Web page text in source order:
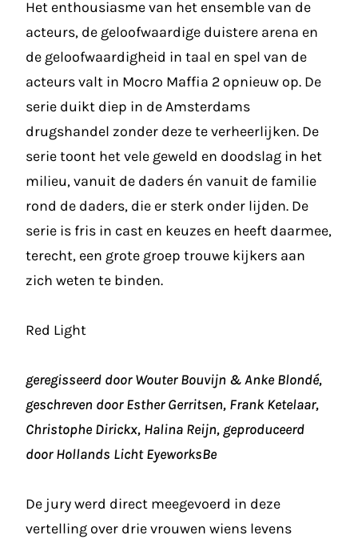
Het enthousiasme van het ensemble van de
acteurs, de geloofwaardige duistere arena en
de geloofwaardigheid in taal en spel van de
acteurs valt in Mocro Maffia 2 opnieuw op. De
serie duikt diep in de Amsterdams
drugshandel zonder deze te verheerlijken. De
serie toont het vele geweld en doodslag in het
milieu, vanuit de daders én vanuit de familie
rond de daders, die er sterk onder lijden. De
serie is fris in cast en keuzes en heeft daarmee,
terecht, een grote groep trouwe kijkers aan
zich weten te binden.
Red Light
geregisseerd door Wouter Bouvijn & Anke Blondé,
geschreven door Esther Gerritsen, Frank Ketelaar,
Christophe Dirickx, Halina Reijn, geproduceerd
door Hollands Licht EyeworksBe
De jury werd direct meegevoerd in deze
vertelling over drie vrouwen wiens levens